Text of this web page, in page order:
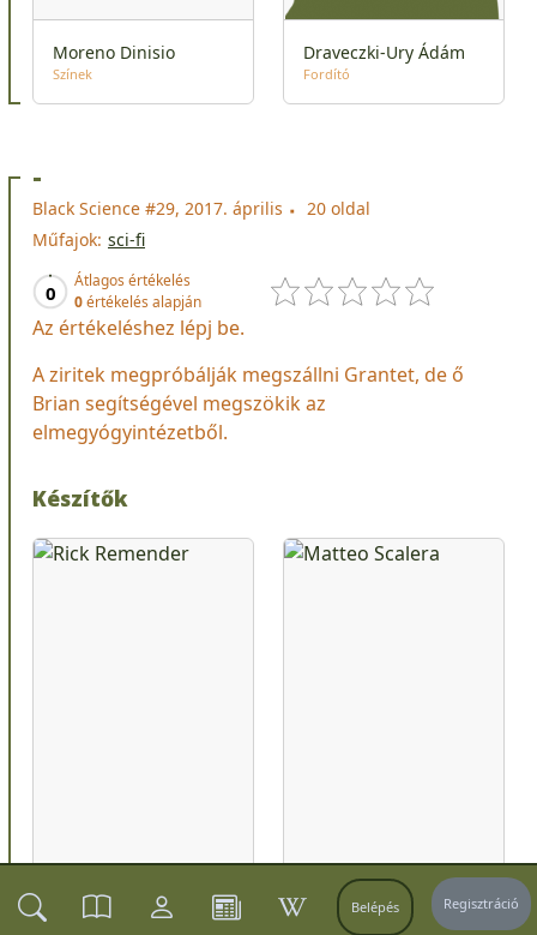
Belépés Regisztráció
Moreno Dinisio
Színek
Draveczki-Ury Ádám
Fordító
-
Black Science #29, 2017. április
20 oldal
Műfajok: sci-fi
0
Átlagos értékelés
0értékelés alapján
Az értékeléshez lépj be.
A ziritek megpróbálják megszállni Grantet, de ő
Brian segítségével megszökik az
elmegyógyintézetből.
Készítők
Rick Remender Matteo Scalera